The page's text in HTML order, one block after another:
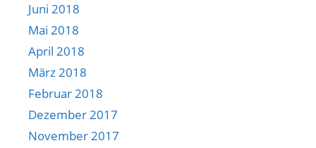
Juni 2018
Mai 2018
April 2018
März 2018
Februar 2018
Dezember 2017
November 2017